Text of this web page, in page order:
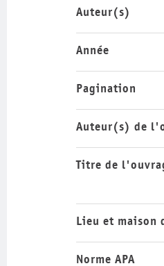
Auteur(s)
Année
Pagination
Auteur(s) de
Titre de
Lieu et maison
Norme APA